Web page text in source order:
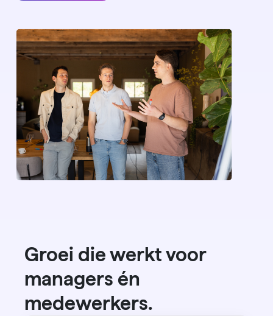
Groei die werkt voor
managers én
medewerkers.